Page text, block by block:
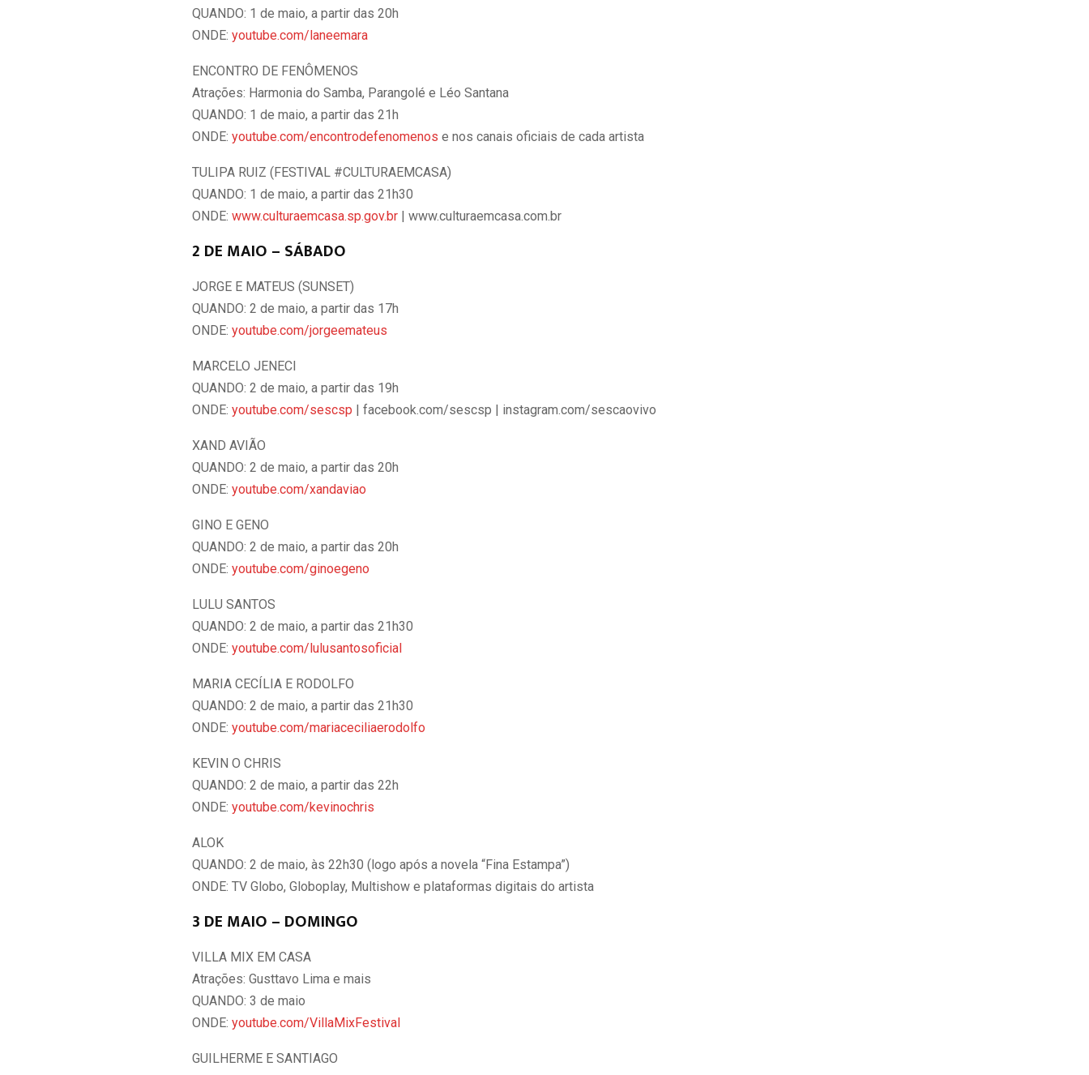
QUANDO: 1 de maio, a partir das 20h
ONDE: youtube.com/laneemara
ENCONTRO DE FENÔMENOS
Atrações: Harmonia do Samba, Parangolé e Léo Santana
QUANDO: 1 de maio, a partir das 21h
ONDE: youtube.com/encontrodefenomenos e nos canais oficiais de cada artista
TULIPA RUIZ (FESTIVAL #CULTURAEMCASA)
QUANDO: 1 de maio, a partir das 21h30
ONDE: www.culturaemcasa.sp.gov.br | www.culturaemcasa.com.br
2 DE MAIO – SÁBADO
JORGE E MATEUS (SUNSET)
QUANDO: 2 de maio, a partir das 17h
ONDE: youtube.com/jorgeemateus
MARCELO JENECI
QUANDO: 2 de maio, a partir das 19h
ONDE: youtube.com/sescsp | facebook.com/sescsp | instagram.com/sescaovivo
XAND AVIÃO
QUANDO: 2 de maio, a partir das 20h
ONDE: youtube.com/xandaviao
GINO E GENO
QUANDO: 2 de maio, a partir das 20h
ONDE: youtube.com/ginoegeno
LULU SANTOS
QUANDO: 2 de maio, a partir das 21h30
ONDE: youtube.com/lulusantosoficial
MARIA CECÍLIA E RODOLFO
QUANDO: 2 de maio, a partir das 21h30
ONDE: youtube.com/mariaceciliaerodolfo
KEVIN O CHRIS
QUANDO: 2 de maio, a partir das 22h
ONDE: youtube.com/kevinochris
ALOK
QUANDO: 2 de maio, às 22h30 (logo após a novela “Fina Estampa”)
ONDE: TV Globo, Globoplay, Multishow e plataformas digitais do artista
3 DE MAIO – DOMINGO
VILLA MIX EM CASA
Atrações: Gusttavo Lima e mais
QUANDO: 3 de maio
ONDE: youtube.com/VillaMixFestival
GUILHERME E SANTIAGO